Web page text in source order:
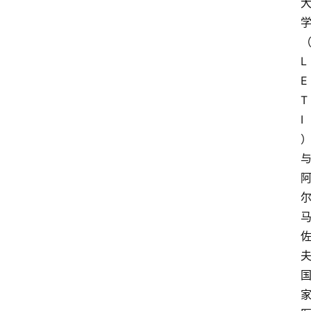
大
学
（
L
E
T
I
）
与
阿
尔
马
佐
夫
国
家